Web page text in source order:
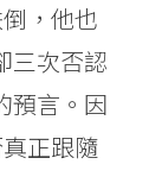
，他也
三次否認
預言。因
正跟隨